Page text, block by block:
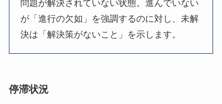
問題が解決されていない状態。進んでいない
が「進行の欠如」を強調するのに対し、未解
決は「解決策がないこと」を示します。
停滞状況